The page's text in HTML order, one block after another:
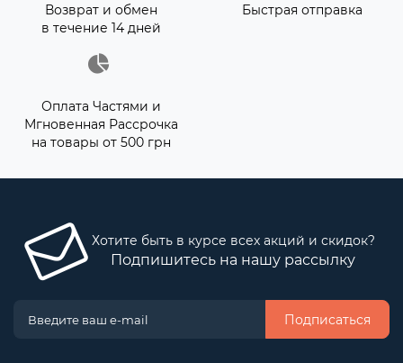
Возврат и обмен
в течение 14 дней
Быстрая отправка
Оплата Частями и
Мгновенная Рассрочка
на товары от 500 грн
Хотите быть в курсе всех акций и скидок?
Подпишитесь на нашу рассылку
Подписаться